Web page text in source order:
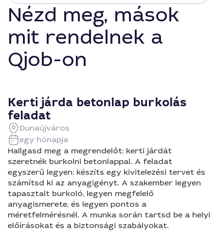
Nézd meg, mások
mit rendelnek a
Qjob-on
Kerti járda betonlap burkolás
feladat
Dunaújváros
egy hónapja
Hallgasd meg a megrendelőt: kerti járdát
szeretnék burkolni betonlappal. A feladat
egyszerű legyen: készíts egy kivitelezési tervet és
számítsd ki az anyagigényt. A szakember legyen
tapasztalt burkoló, legyen megfelelő
anyagismerete, és legyen pontos a
méretfelmérésnél. A munka során tartsd be a helyi
előírásokat és a biztonsági szabályokat.